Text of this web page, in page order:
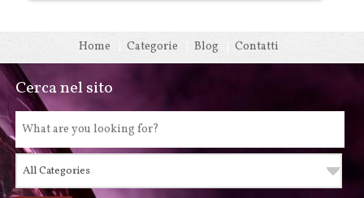
Home Categorie Blog Contatti
Cerca nel sito